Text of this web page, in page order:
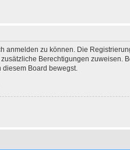
anmelden zu können. Die
Berechtigungen
Board bewegst.